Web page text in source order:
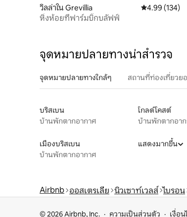
วิลล่าใน Grevillia คะแนนเฉลี่ย
4.99 (134)
หิ่งห้อยที่ฟาร์มบิ๊กบลัฟฟ์
จุดหมายปลายทางน่าสำรวจ
จุดหมายปลายทางใกล้ๆ สถานที่ท่องเที่ยวย
บริสเบน
บ้านพักตากอากาศ
โกลด์โคสต์
บ้านพักตากอา
เมืองบริสเบน
บ้านพักตากอากาศ
แสดงมากขึ้น
Airbnb ออสเตรเลีย นิวเซาท์เวลส์ ไบรอน
© 2026 Airbnb, Inc. ความเป็นส่วนตัว เงื่อน